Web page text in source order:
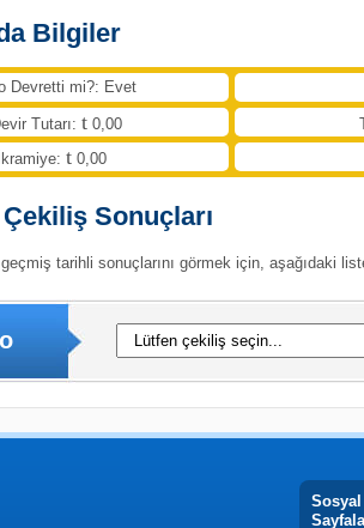
Bilgiler
Devretti mi?: Evet
Tutarı: 0,00
0,00
Sonuçları
tarihli sonuçlarını görmek için, aşağıdaki